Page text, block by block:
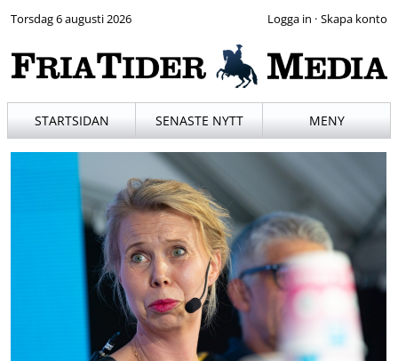
Torsdag 6 augusti 2026 ·
STARTSIDAN SENASTE NYTT MENY